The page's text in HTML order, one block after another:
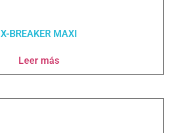
X-BREAKER MAXI
Leer más